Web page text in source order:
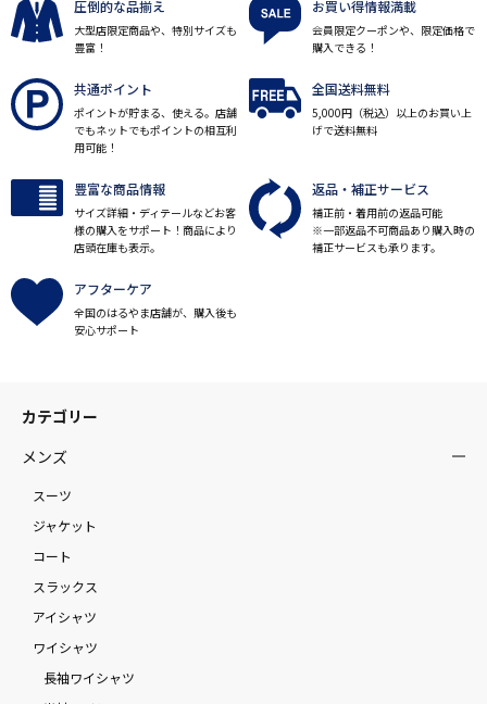
圧倒的な品揃え
大型店限定商品や、特別サイズも
豊富！
お買い得情報満載
会員限定クーポンや、限定価格で
購入できる！
共通ポイント
ポイントが貯まる、使える。店舗
でもネットでもポイントの相互利
用可能！
全国送料無料
5,000円（税込）以上のお買い上
げで送料無料
豊富な商品情報
サイズ詳細・ディテールなどお客
様の購入をサポート！商品により
店頭在庫も表示。
返品・補正サービス
補正前・着用前の返品可能
※一部返品不可商品あり購入時の
補正サービスも承ります。
アフターケア
全国のはるやま店舗が、購入後も
安心サポート
カテゴリー
メンズ
スーツ
ジャケット
コート
スラックス
アイシャツ
ワイシャツ
長袖ワイシャツ